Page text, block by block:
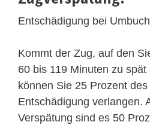
Entschädigung bei
Kommt der Zug, auf den
60 bis 119 Minuten zu
können Sie 25 Prozent
Entschädigung verlangen.
Verspätung sind es 50